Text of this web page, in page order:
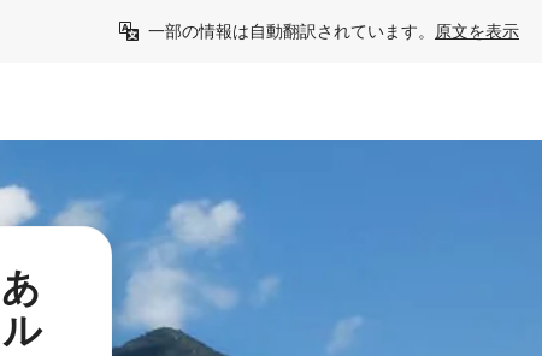
一部の情報は自動翻訳されています。 原文を表示